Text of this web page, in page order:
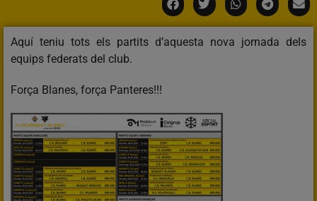
Aquí teniu tots els partits d’aquesta nova jornada dels
equips federats del club.
Força Blanes, força Panteres!!!